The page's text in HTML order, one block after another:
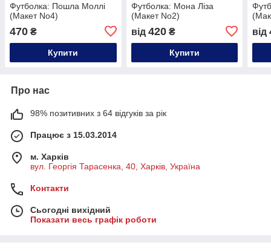
Футболка: Пошла Моллі
(Макет No4)
470 ₴
Купити
Футболка: Мона Ліза
(Макет No2)
від 420₴
Купити
від
Про нас
98% позитивних з 64 відгуків за рік
Працює з 15.03.2014
м. Харків
вул. Георгія Тарасенка, 40, Харків, Україна
Контакти
Сьогодні вихідний
Показати весь графік роботи